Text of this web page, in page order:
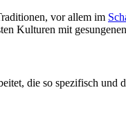
vor allem im
Kulturen mit
die so spezifisch